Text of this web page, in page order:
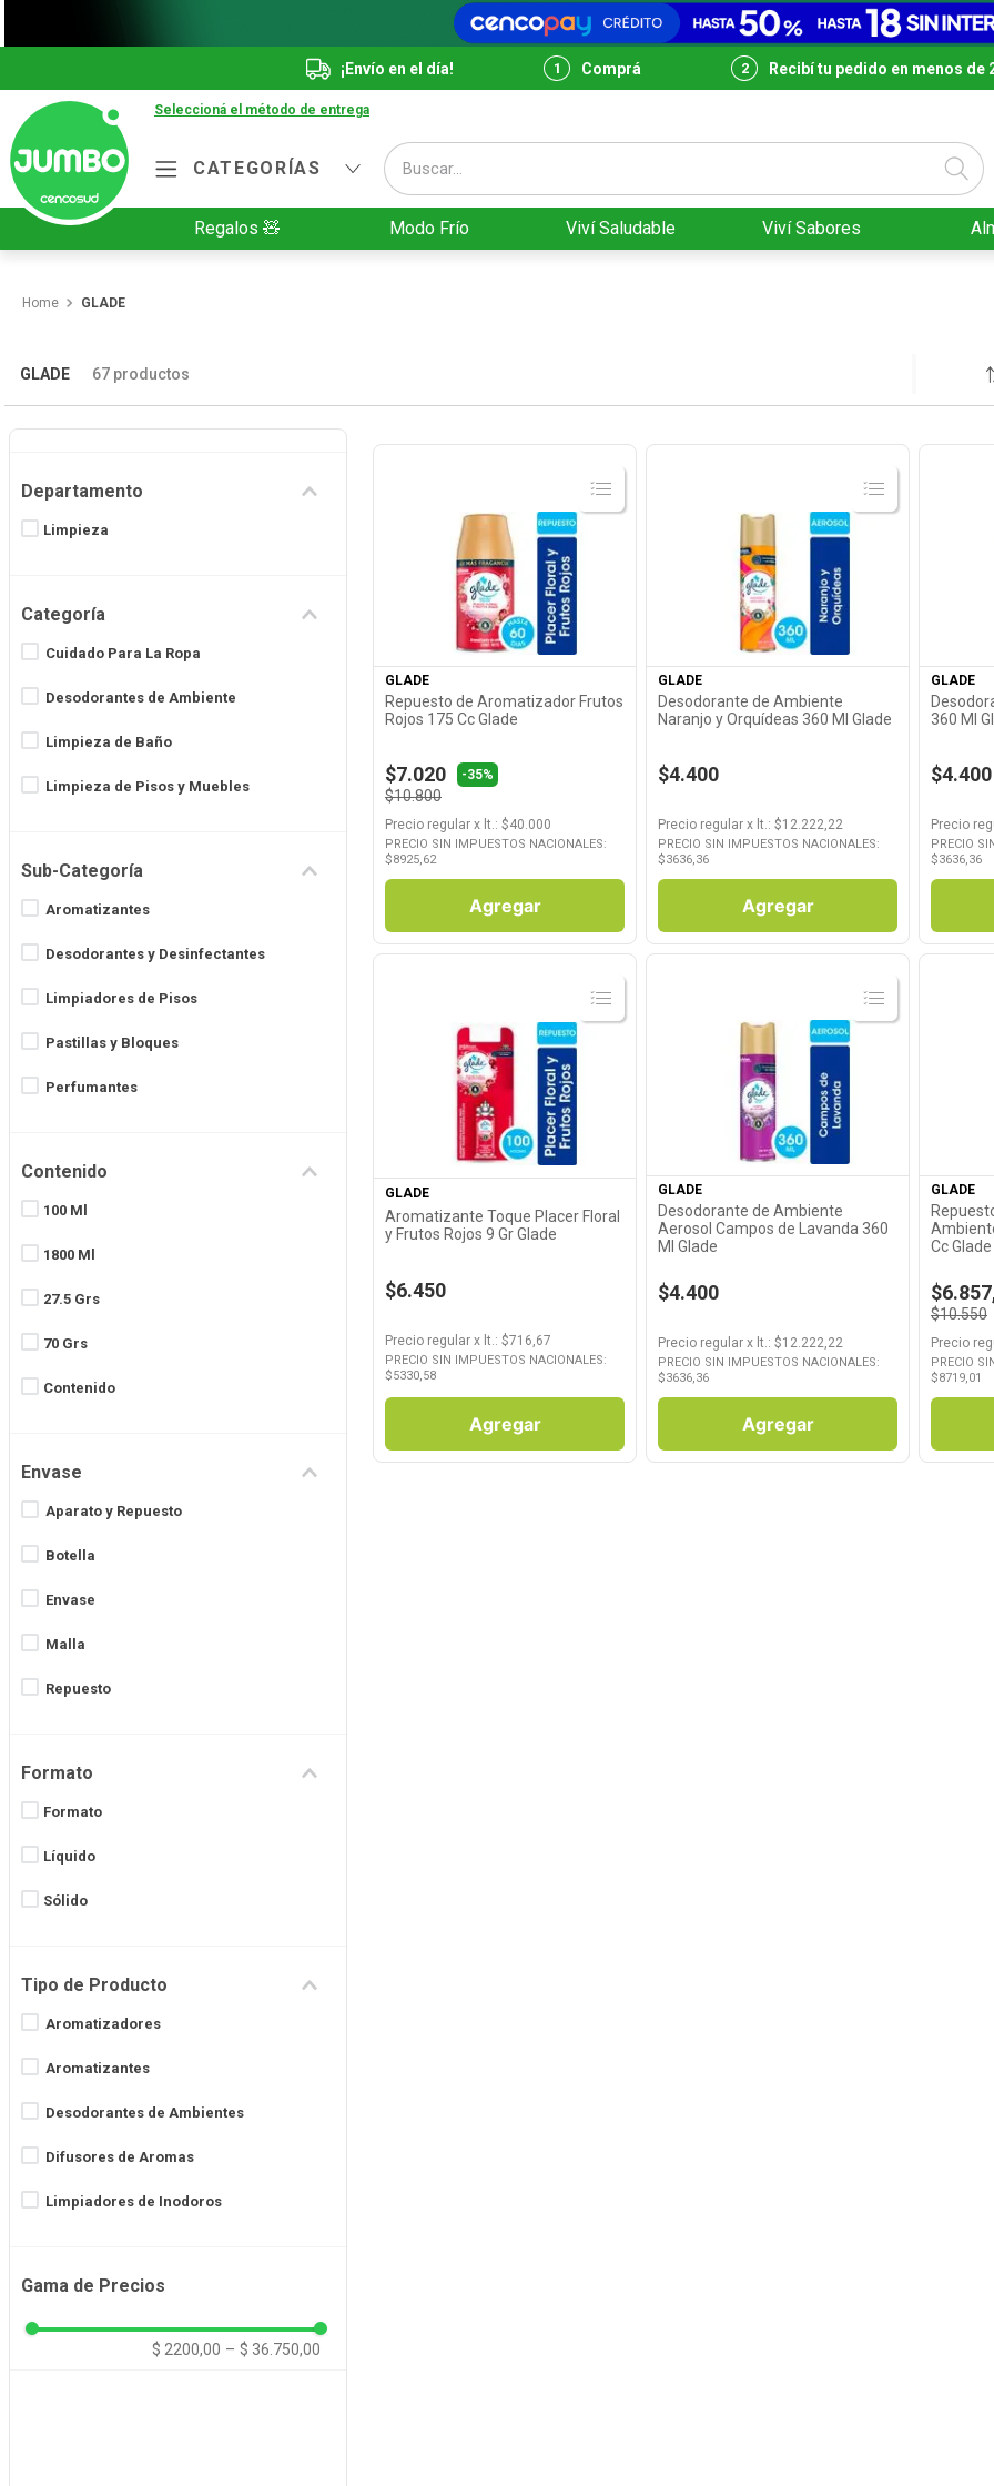
¡Envío en el día! Comprá Recibí tu pedido en menos de
Seleccioná el método de entrega
CATEGORÍAS
Buscar...
Regalos 🧸 Modo Frío Viví Saludable Viví Sabores
GLADE
GLADE 67 productos
Departamento
Limpieza
Categoría
Cuidado Para La Ropa
Desodorantes de Ambiente
Limpieza de Baño
Limpieza de Pisos y Muebles
Sub-Categoría
Aromatizantes
Desodorantes y Desinfectantes
Limpiadores de Pisos
Pastillas y Bloques
Perfumantes
Contenido
100 Ml
1800 Ml
27.5 Grs
70 Grs
Contenido
Envase
Aparato y Repuesto
Botella
Envase
Malla
Repuesto
Formato
Formato
Líquido
Sólido
Tipo de Producto
Aromatizadores
Aromatizantes
Desodorantes de Ambientes
Difusores de Aromas
Limpiadores de Inodoros
Limpiadores Multisuperficies
Repuestos Aromatizadores
Gama de Precios
$ 2200,00 – $ 36.750,00
Ver Producto
GLADE
Repuesto de Aromatizador Frutos
Rojos 175 Cc Glade
$7.020 -35%
$10.800
Precio regular x lt.: $40.000
PRECIO SIN IMPUESTOS NACIONALES:
$8925,62
Agregar
Ver Producto
GLADE
Desodorante de Ambiente
Naranjo y Orquídeas 360 Ml Glade
$4.400
Precio regular x lt.: $12.222,22
PRECIO SIN IMPUESTOS NACIONALES:
$3636,36
Agregar
GLADE
360 Ml
$4.400
Precio
PRECIO
$3636,36
Ver Producto
GLADE
Aromatizante Toque Placer Floral
y Frutos Rojos 9 Gr Glade
$6.450
Precio regular x lt.: $716,67
PRECIO SIN IMPUESTOS NACIONALES:
$5330,58
Agregar
Ver Producto
GLADE
Desodorante de Ambiente
Aerosol Campos de Lavanda 360
Ml Glade
$4.400
Precio regular x lt.: $12.222,22
PRECIO SIN IMPUESTOS NACIONALES:
$3636,36
Agregar
GLADE
Cc Glade
$10.550
Precio
PRECIO
$8719,01
Términos más buscados
7.
10.